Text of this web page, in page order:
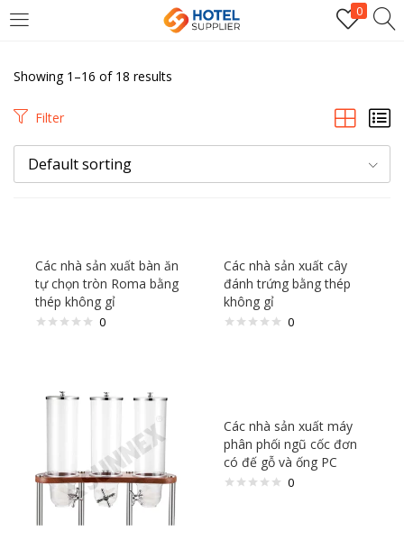
0
Enter your username and password to login.
Showing 1–16 of 18 results
Filter
Default sorting
Các nhà sản xuất bàn ăn
tự chọn tròn Roma bằng
thép không gỉ
0
Các nhà sản xuất cây
đánh trứng bằng thép
không gỉ
0
Các nhà sản xuất máy
phân phối ngũ cốc đơn
có đế gỗ và ống PC
0